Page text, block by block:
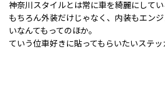
神奈川スタイルとは常に車を綺麗にしてい
もちろん外装だけじゃなく、内装もエン
いなんてもってのほか。
ていう位車好きに貼ってもらいたいステッ